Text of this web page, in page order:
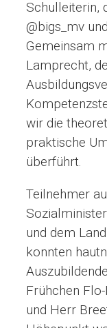
Schulleiterin,
@bigs_mv
Gemeinsam
Lamprecht,
wir die
praktische
überführt.
Teilnehmer
und dem
konnten
Frühchen
und Herr